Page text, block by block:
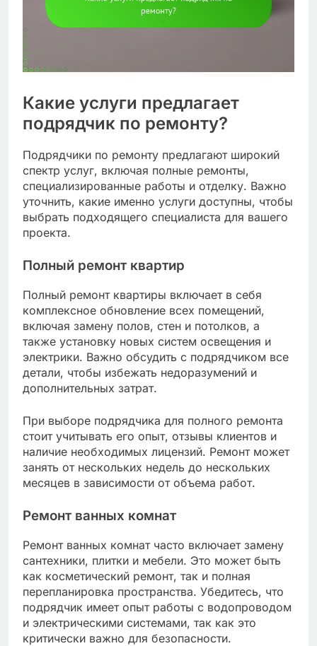
Какие услуги предлагает
подрядчик по ремонту?
Подрядчики по ремонту предлагают широкий
спектр услуг, включая полные ремонты,
специализированные работы и отделку. Важно
уточнить, какие именно услуги доступны, чтобы
выбрать подходящего специалиста для вашего
проекта.
Полный ремонт квартир
Полный ремонт квартиры включает в себя
комплексное обновление всех помещений,
включая замену полов, стен и потолков, а
также установку новых систем освещения и
электрики. Важно обсудить с подрядчиком все
детали, чтобы избежать недоразумений и
дополнительных затрат.
При выборе подрядчика для полного ремонта
стоит учитывать его опыт, отзывы клиентов и
наличие необходимых лицензий. Ремонт может
занять от нескольких недель до нескольких
месяцев в зависимости от объема работ.
Ремонт ванных комнат
Ремонт ванных комнат часто включает замену
сантехники, плитки и мебели. Это может быть
как косметический ремонт, так и полная
перепланировка пространства. Убедитесь, что
подрядчик имеет опыт работы с водопроводом
и электрическими системами, так как это
критически важно для безопасности.